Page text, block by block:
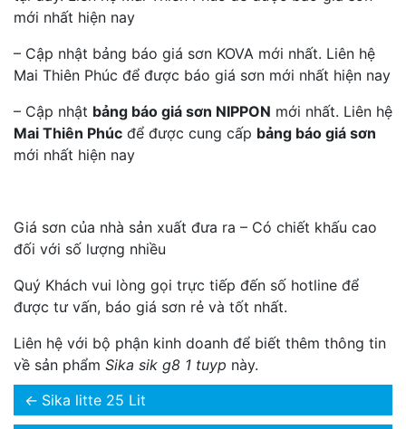
mới nhất hiện nay
– Cập nhật bảng báo giá sơn KOVA mới nhất. Liên hệ
Mai Thiên Phúc để được báo giá sơn mới nhất hiện nay
– Cập nhật bảng báo giá sơn NIPPON mới nhất. Liên hệ
Mai Thiên Phúc để được cung cấp bảng báo giá sơn
mới nhất hiện nay
Giá sơn của nhà sản xuất đưa ra – Có chiết khấu cao
đối với số lượng nhiều
Quý Khách vui lòng gọi trực tiếp đến số hotline để
được tư vấn, báo giá sơn rẻ và tốt nhất.
Liên hệ với bộ phận kinh doanh để biết thêm thông tin
về sản phẩm Sika sik g8 1 tuyp này.
← Sika litte 25 Lit